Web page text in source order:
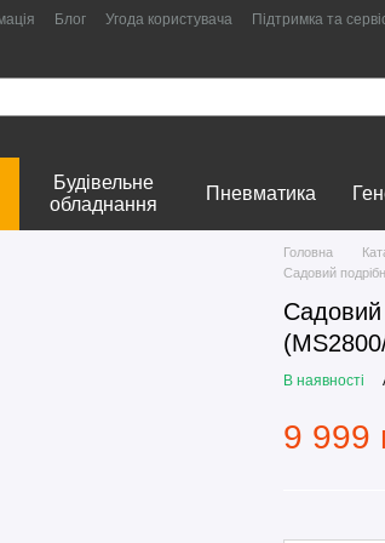
Блог Угода користувача Підтримка та
Будівельне
обладнання
Пневматика
Головна
Садовий
Садовий
В наявності
9 999